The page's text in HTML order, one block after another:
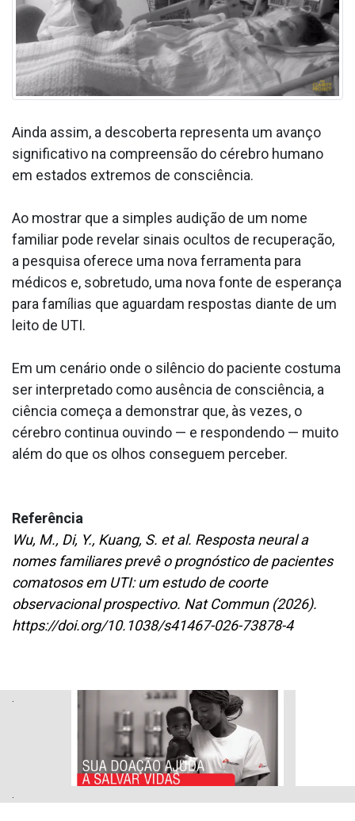
Ainda assim, a descoberta representa um avanço
significativo na compreensão do cérebro humano
em estados extremos de consciência.
Ao mostrar que a simples audição de um nome
familiar pode revelar sinais ocultos de recuperação,
a pesquisa oferece uma nova ferramenta para
médicos e, sobretudo, uma nova fonte de esperança
para famílias que aguardam respostas diante de um
leito de UTI.
Em um cenário onde o silêncio do paciente costuma
ser interpretado como ausência de consciência, a
ciência começa a demonstrar que, às vezes, o
cérebro continua ouvindo — e respondendo — muito
além do que os olhos conseguem perceber.
Referência
Wu, M., Di, Y., Kuang, S. et al. Resposta neural a
nomes familiares prevê o prognóstico de pacientes
comatosos em UTI: um estudo de coorte
observacional prospectivo. Nat Commun (2026).
https://doi.org/10.1038/s41467-026-73878-4
.